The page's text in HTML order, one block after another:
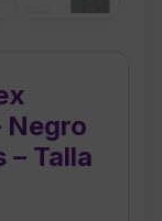
Negro
Talla